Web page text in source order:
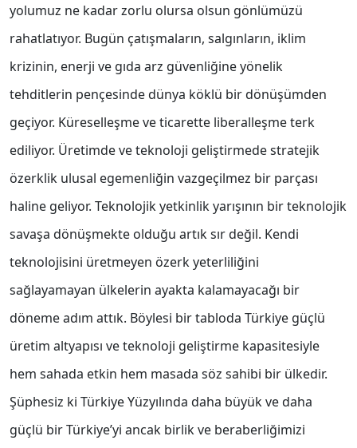
yolumuz ne kadar zorlu olursa olsun gönlümüzü
rahatlatıyor. Bugün çatışmaların, salgınların, iklim
krizinin, enerji ve gıda arz güvenliğine yönelik
tehditlerin pençesinde dünya köklü bir dönüşümden
geçiyor. Küreselleşme ve ticarette liberalleşme terk
ediliyor. Üretimde ve teknoloji geliştirmede stratejik
özerklik ulusal egemenliğin vazgeçilmez bir parçası
haline geliyor. Teknolojik yetkinlik yarışının bir teknolojik
savaşa dönüşmekte olduğu artık sır değil. Kendi
teknolojisini üretmeyen özerk yeterliliğini
sağlayamayan ülkelerin ayakta kalamayacağı bir
döneme adım attık. Böylesi bir tabloda Türkiye güçlü
üretim altyapısı ve teknoloji geliştirme kapasitesiyle
hem sahada etkin hem masada söz sahibi bir ülkedir.
Şüphesiz ki Türkiye Yüzyılında daha büyük ve daha
güçlü bir Türkiye’yi ancak birlik ve beraberliğimizi